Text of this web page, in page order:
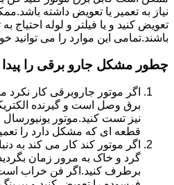
نیاز به تعمیر یا تعویض داشته
تعویض کنید و یا فیلتر و لوله احتیاج
باشند.تمامی این موارد را می توانید
چطور مشکل جارو برقی را پیدا
اگر موتور جاروبرقی کار
برق وصل است و گیرنده
نیز تست کنید.موتور
قطعه ای که مشکل دارد را
اگر موتور کند کار می کند به
گرد و خاک به مرور زمان
برطرف کنید.اگر فن خراب